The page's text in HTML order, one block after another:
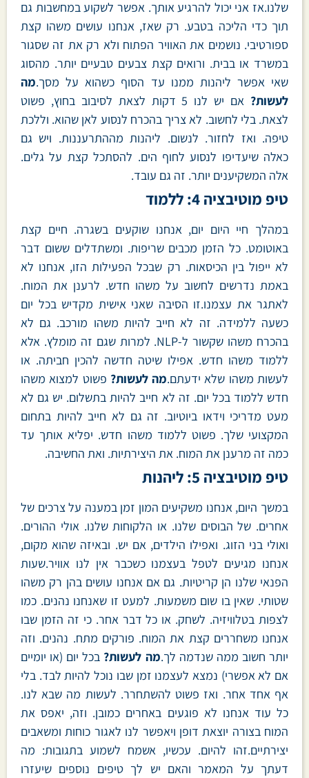
שלנו.אז אני יכול להרגיע אותך. אפשר לשקוע במחשבות גם
תוך כדי הליכה בטבע. רק שאז, אנחנו עושים משהו קצת
ספורטיבי. נושמים את האוויר הפתוח ולא רק את זה שסגור
במשרד או בבית. ורואים קצת צבעים טבעיים יותר. מהסוג
שאי אפשר ליהנות ממנו עד הסוף כשהוא על מסך.מה
לעשות?
אם יש לנו 5 דקות לצאת לסיבוב בחוץ, פשוט
לצאת. בלי לחשוב. לא צריך בהכרח לנסוע לאן שהוא. וללכת
טיפה. ואז לחזור. לנשום. ליהנות מההתרעננות. ויש גם
כאלה שיעדיפו לנסוע לחוף הים. להסתכל קצת על גלים.
אלה המשקיענים יותר. זה גם עובד.
טיפ מוטיבציה 4: ללמוד
במהלך חיי היום יום, אנחנו שוקעים בשגרה. חיים קצת
באוטומט. כל הזמן מכבים שריפות. ומשתדלים ששום דבר
לא ייפול בין הכיסאות. רק שבכל הפעילות הזו, אנחנו לא
באמת נדרשים לחשוב על משהו חדש. לרענן את המוח.
לאתגר את עצמנו.זו הסיבה שאני אישית מקדיש בכל יום
כשעה ללמידה. זה לא חייב להיות משהו מורכב. גם לא
בהכרח משהו שקשור ל-NLP. למרות שגם זה מומלץ. אלא
ללמוד משהו חדש. אפילו שיטה חדשה להכין חביתה. או
לעשות משהו שלא ידעתם.מה לעשות? פשוט למצוא משהו
חדש ללמוד בכל יום. זה לא חייב להיות בתשלום. יש גם לא
מעט מדריכי וידאו ביוטיוב. זה גם לא חייב להיות בתחום
המקצועי שלך. פשוט ללמוד משהו חדש. יפליא אותך עד
כמה זה מרענן את המוח. את היצירתיות. ואת החשיבה.
טיפ מוטיבציה 5: ליהנות
במשך היום, אנחנו משקיעים המון זמן במענה על צרכים של
אחרים. של הבוסים שלנו. או הלקוחות שלנו. אולי ההורים.
ואולי בני הזוג. ואפילו הילדים, אם יש. ובאיזה שהוא מקום,
אנחנו מגיעים לטפל בעצמנו כשכבר אין לנו אוויר.שעות
הפנאי שלנו הן קריטיות. גם אם אנחנו עושים בהן רק משהו
שטותי. שאין בו שום משמעות. למעט זו שאנחנו נהנים. כמו
לצפות בטלוויזיה. לשחק. או כל דבר אחר. כי זה הזמן שבו
אנחנו משחררים קצת את המוח. פורקים מתח. נהנים. וזה
יותר חשוב ממה שנדמה לך.מה לעשות? בכל יום (או יומיים
אם לא אפשרי) נמצא לעצמנו זמן שבו נוכל להיות לבד. בלי
אף אחד אחר. ואז פשוט להשתחרר. לעשות מה שבא לנו.
כל עוד אנחנו לא פוגעים באחרים כמובן. וזה, יאפס את
המוח בצורה יוצאת דופן ויאפשר לנו לאגור כוחות ומשאבים
יצירתיים.זהו להיום. עכשיו, אשמח לשמוע בתגובות: מה
דעתך על המאמר והאם יש לך טיפים נוספים שיעזרו